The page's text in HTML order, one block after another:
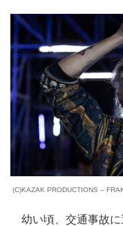
(C)KAZAK PRODUCTIONS –
幼い頃、交通事故に